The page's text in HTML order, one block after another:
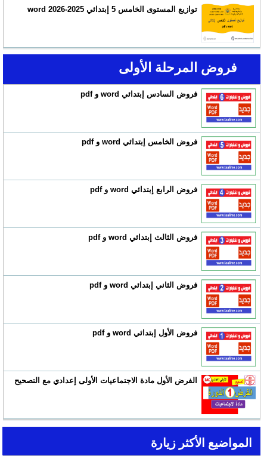
توازيع المستوى الخامس 5 إبتدائي 2025-2026 word
فروض المرحلة الأولى
فروض السادس إبتدائي word و pdf
فروض الخامس إبتدائي word و pdf
فروض الرابع إبتدائي word و pdf
فروض الثالث إبتدائي word و pdf
فروض الثاني إبتدائي word و pdf
فروض الأول إبتدائي word و pdf
الفرض الأول مادة الاجتماعيات الأولى إعدادي مع التصحيح
المواضيع الأكثر زيارة